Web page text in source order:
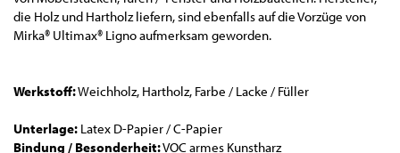
die Holz und Hartholz liefern, sind ebenfalls auf die Vorzüge von
Mirka® Ultimax® Ligno aufmerksam geworden.
Werkstoff:Weichholz, Hartholz, Farbe / Lacke / Füller
Unterlage: Latex D-Papier / C-Papier
Bindung / Besonderheit:VOC armes Kunstharz